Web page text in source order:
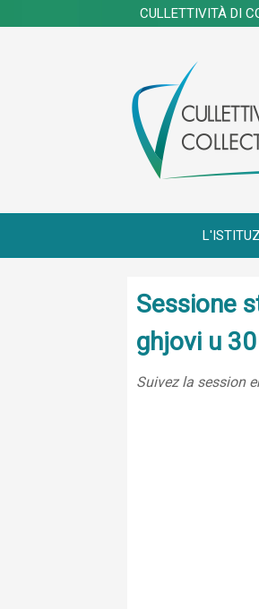
CULLETTIVITÀ DI
Sessione
ghjovi u
Suivez la session